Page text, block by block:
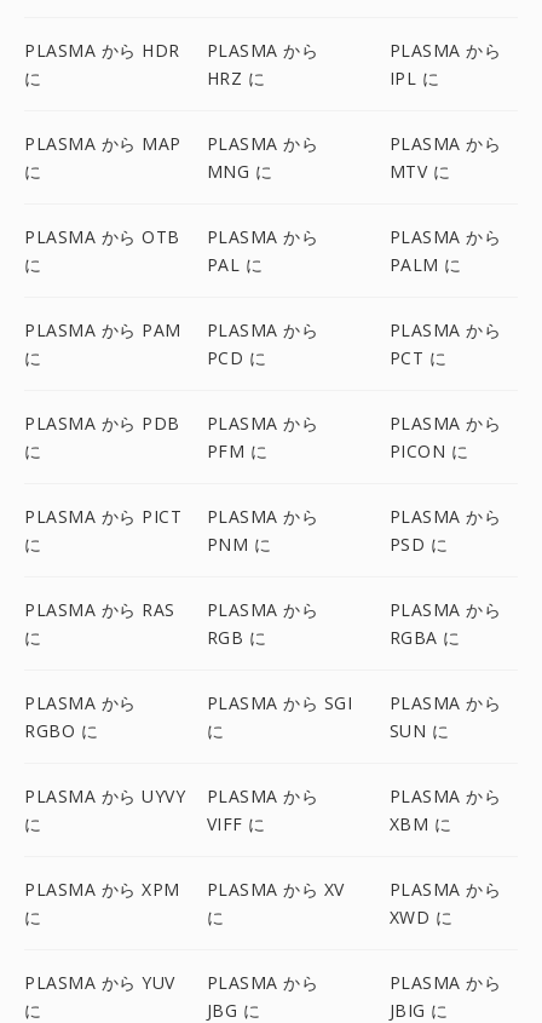
PLASMA から HDR
に
PLASMA から
HRZ に
PLASMA から
IPL に
PLASMA から MAP
に
PLASMA から
MNG に
PLASMA から
MTV に
PLASMA から OTB
に
PLASMA から
PAL に
PLASMA から
PALM に
PLASMA から PAM
に
PLASMA から
PCD に
PLASMA から
PCT に
PLASMA から PDB
に
PLASMA から
PFM に
PLASMA から
PICON に
PLASMA から PICT
に
PLASMA から
PNM に
PLASMA から
PSD に
PLASMA から RAS
に
PLASMA から
RGB に
PLASMA から
RGBA に
PLASMA から
RGBO に
PLASMA から SGI
に
PLASMA から
SUN に
PLASMA から UYVY
に
PLASMA から
VIFF に
PLASMA から
XBM に
PLASMA から XPM
に
PLASMA から XV
に
PLASMA から
XWD に
PLASMA から YUV
に
PLASMA から
JBG に
PLASMA から
JBIG に